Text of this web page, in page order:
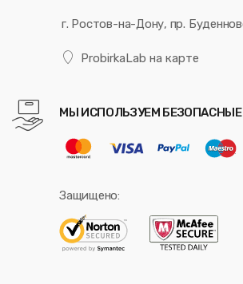
г. Ростов-на-Дону, пр.
ProbirkaLab на карте
МЫ ИСПОЛЬЗУЕМ
Защищено: